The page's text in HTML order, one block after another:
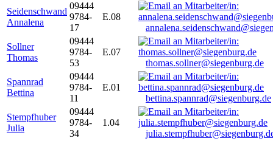
Seidenschwand
Annalena
09444
9784-
17
E.08
Sollner
Thomas
09444
9784-
53
E.07
thomas.sollner@siegenburg.de
Spannrad
Bettina
09444
9784-
11
E.01
bettina.spannrad@siegenburg.de
Stempfhuber
Julia
09444
9784-
34
1.04